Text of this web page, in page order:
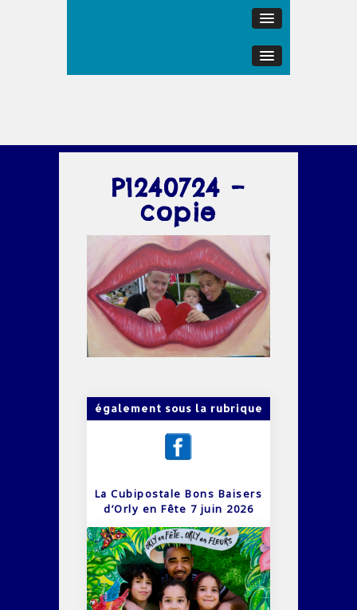
P1240724 –
copie
également sous la rubrique
La Cubipostale Bons Baisers
d’Orly en Fête 7 juin 2026